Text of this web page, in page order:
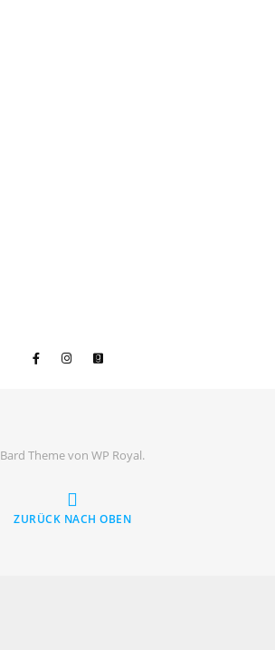
Bard Theme von WP Royal.
ZURÜCK NACH OBEN